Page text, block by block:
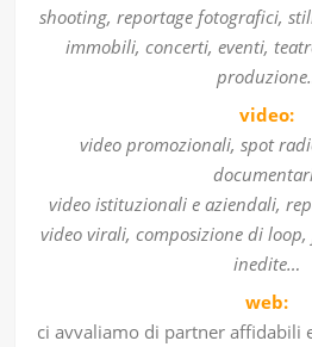
shooting, reportage fotografici,
immobili, concerti, eventi,
video:
video promozionali, spot
video istituzionali e aziendali,
video virali, composizione di
inedite…
web:
ci avvaliamo di partner affidabili